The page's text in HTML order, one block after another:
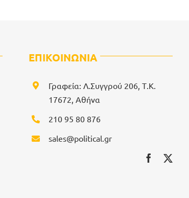
ΕΠΙΚΟΙΝΩΝΙΑ
Γραφεία: Λ.Συγγρού 206, Τ.Κ.
17672, Αθήνα
210 95 80 876
sales@political.gr